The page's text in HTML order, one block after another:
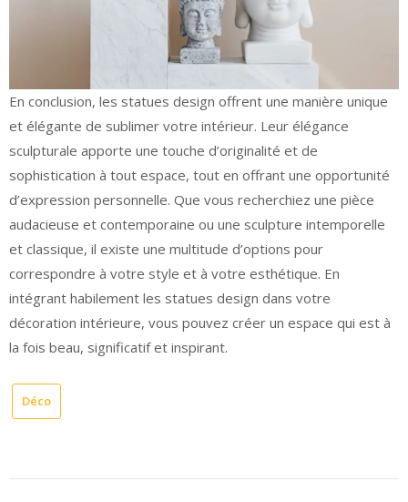
En conclusion, les statues design offrent une manière unique
et élégante de sublimer votre intérieur. Leur élégance
sculpturale apporte une touche d’originalité et de
sophistication à tout espace, tout en offrant une opportunité
d’expression personnelle. Que vous recherchiez une pièce
audacieuse et contemporaine ou une sculpture intemporelle
et classique, il existe une multitude d’options pour
correspondre à votre style et à votre esthétique. En
intégrant habilement les statues design dans votre
décoration intérieure, vous pouvez créer un espace qui est à
la fois beau, significatif et inspirant.
Déco